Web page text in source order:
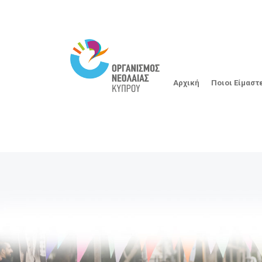
Αρχική Ποιοι